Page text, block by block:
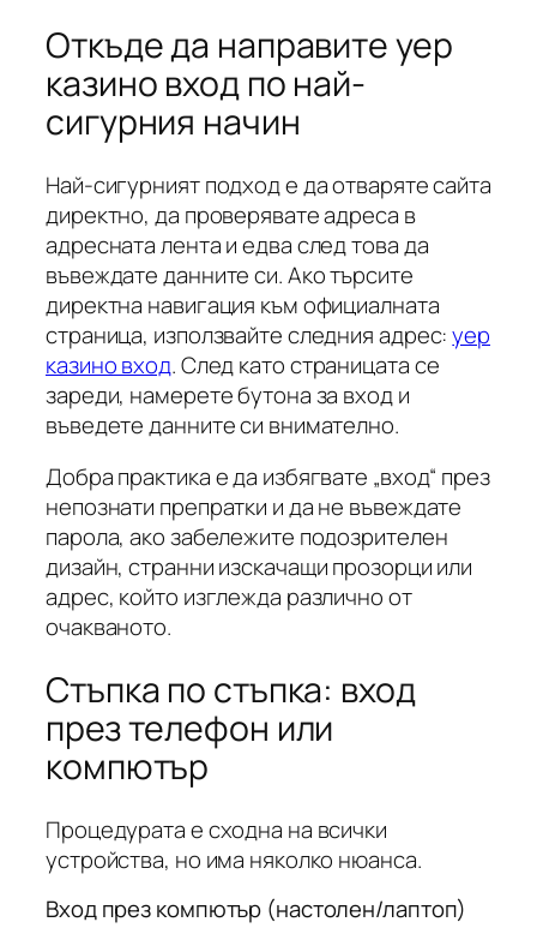
Откъде да направите yep
казино вход по най-
сигурния начин
Най-сигурният подход е да отваряте сайта
директно, да проверявате адреса в
адресната лента и едва след това да
въвеждате данните си. Ако търсите
директна навигация към официалната
страница, използвайте следния адрес:yep
казино вход. След като страницата се
зареди, намерете бутона за вход и
въведете данните си внимателно.
Добра практика е да избягвате „вход“ през
непознати препратки и да не въвеждате
парола, ако забележите подозрителен
дизайн, странни изскачащи прозорци или
адрес, който изглежда различно от
очакваното.
Стъпка по стъпка: вход
през телефон или
компютър
Процедурата е сходна на всички
устройства, но има няколко нюанса.
Вход през компютър (настолен/лаптоп)